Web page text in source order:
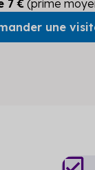
7 € (prime
une